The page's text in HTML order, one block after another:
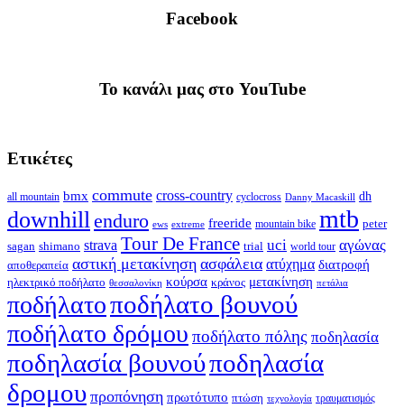
Facebook
To κανάλι μας στο YouTube
Ετικέτες
all mountain bmx commute cross-country cyclocross Danny Macaskill dh
downhillenduro ews extreme freeride mountain bike mtb peter
sagan shimano strava Tour De France trial uci world tour αγώνας
αποθεραπεία αστική μετακίνηση ασφάλεια ατύχημα διατροφή
ηλεκτρικό ποδήλατο θεσσαλονίκη κούρσα κράνος μετακίνηση πετάλια
ποδήλατοποδήλατο βουνού
ποδήλατο δρόμου ποδήλατο πόλης ποδηλασία
ποδηλασία βουνούποδηλασία
δρομου προπόνηση πρωτότυπο πτώση τεχνολογία τραυματισμός